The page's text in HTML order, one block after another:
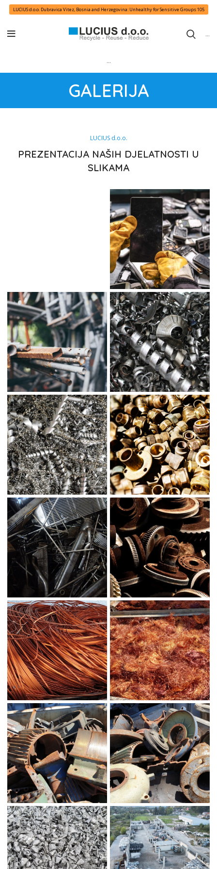
LUCIUS d.o.o. Dubravica Vitez, Bosnia and Herzegovina: Unhealthy for Sensitive Groups105
...
...
GALERIJA
LUCIUS d.o.o.
PREZENTACIJA NAŠIH DJELATNOSTI U
SLIKAMA